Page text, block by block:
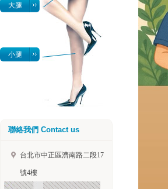
大腿
小腿
聯絡我們 Contact us
台北市中正區濟南路二段17
號4樓